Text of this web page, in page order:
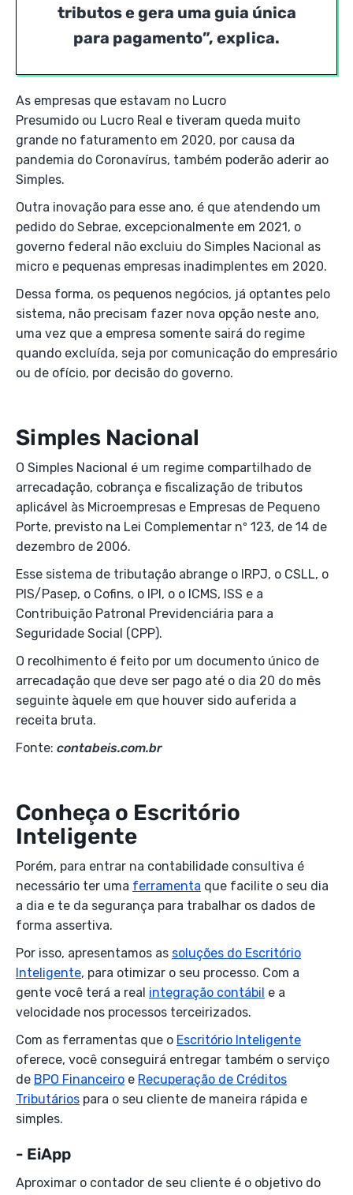
tributos e gera uma guia única
para pagamento”, explica.
As empresas que estavam no Lucro
Presumido ou Lucro Real e tiveram queda muito
grande no faturamento em 2020, por causa da
pandemia do Coronavírus, também poderão aderir ao
Simples.
Outra inovação para esse ano, é que atendendo um
pedido do Sebrae, excepcionalmente em 2021, o
governo federal não excluiu do Simples Nacional as
micro e pequenas empresas inadimplentes em 2020.
Dessa forma, os pequenos negócios, já optantes pelo
sistema, não precisam fazer nova opção neste ano,
uma vez que a empresa somente sairá do regime
quando excluída, seja por comunicação do empresário
ou de ofício, por decisão do governo.
Simples Nacional
O Simples Nacional é um regime compartilhado de
arrecadação, cobrança e fiscalização de tributos
aplicável às Microempresas e Empresas de Pequeno
Porte, previsto na Lei Complementar nº 123, de 14 de
dezembro de 2006.
Esse sistema de tributação abrange o IRPJ, o CSLL, o
PIS/Pasep, o Cofins, o IPI, o o ICMS, ISS e a
Contribuição Patronal Previdenciária para a
Seguridade Social (CPP).
O recolhimento é feito por um documento único de
arrecadação que deve ser pago até o dia 20 do mês
seguinte àquele em que houver sido auferida a
receita bruta.
Fonte: contabeis.com.br
Conheça o Escritório
Inteligente
Porém, para entrar na contabilidade consultiva é
necessário ter uma ferramenta que facilite o seu dia
a dia e te da segurança para trabalhar os dados de
forma assertiva.
Por isso, apresentamos as soluções do Escritório
Inteligente, para otimizar o seu processo. Com a
gente você terá a real integração contábil e a
velocidade nos processos terceirizados.
Com as ferramentas que o Escritório Inteligente
oferece, você conseguirá entregar também o serviço
de BPO Financeiro e Recuperação de Créditos
Tributários para o seu cliente de maneira rápida e
simples.
- EiApp
Aproximar o contador de seu cliente é o objetivo do